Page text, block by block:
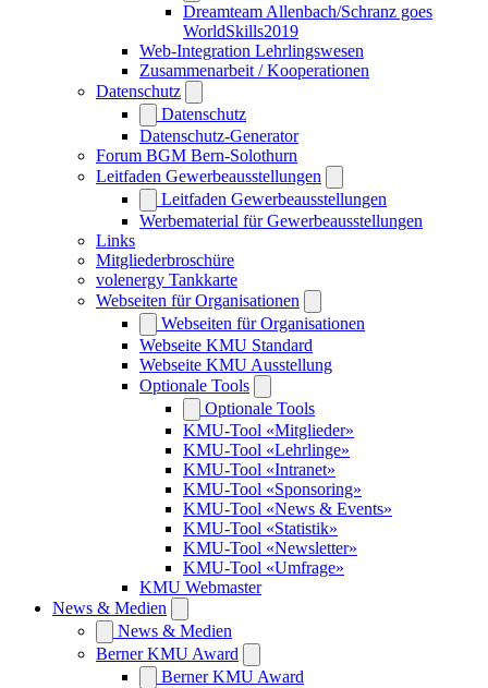
Dreamteam Allenbach/Schranz goes
WorldSkills2019
Web-Integration Lehrlingswesen
Zusammenarbeit / Kooperationen
Datenschutz
Datenschutz
Datenschutz-Generator
Forum BGM Bern-Solothurn
Leitfaden Gewerbeausstellungen
Leitfaden Gewerbeausstellungen
Werbematerial für Gewerbeausstellungen
Links
Mitgliederbroschüre
volenergy Tankkarte
Webseiten für Organisationen
Webseiten für Organisationen
Webseite KMU Standard
Webseite KMU Ausstellung
Optionale Tools
Optionale Tools
KMU-Tool «Mitglieder»
KMU-Tool «Lehrlinge»
KMU-Tool «Intranet»
KMU-Tool «Sponsoring»
KMU-Tool «News & Events»
KMU-Tool «Statistik»
KMU-Tool «Newsletter»
KMU-Tool «Umfrage»
KMU Webmaster
News & Medien
News & Medien
Berner KMU Award
Berner KMU Award